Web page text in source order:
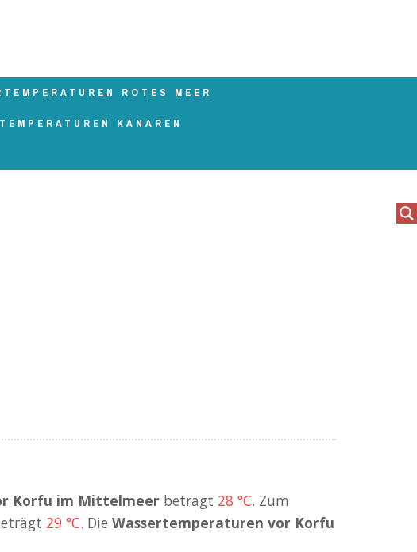
ROTES MEER
KANAREN
Korfu im Mittelmeer beträgt 28 °C. Zum
29 °C. Die Wassertemperaturen vor Korfu